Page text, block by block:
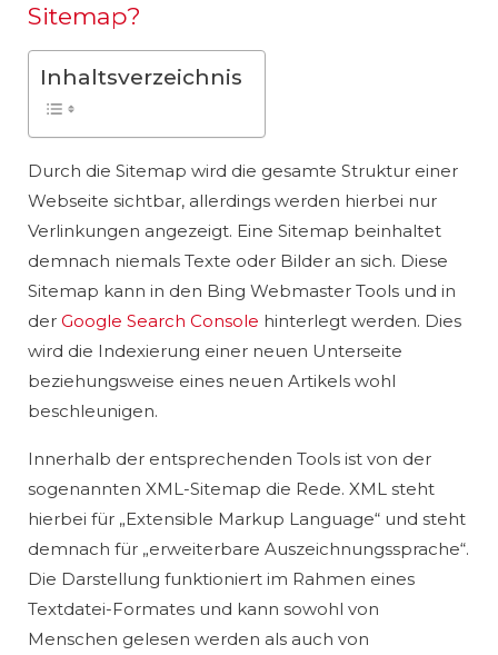
Sitemap?
Inhaltsverzeichnis
Durch die Sitemap wird die gesamte Struktur einer
Webseite sichtbar, allerdings werden hierbei nur
Verlinkungen angezeigt. Eine Sitemap beinhaltet
demnach niemals Texte oder Bilder an sich. Diese
Sitemap kann in den Bing Webmaster Tools und in
der Google Search Console hinterlegt werden. Dies
wird die Indexierung einer neuen Unterseite
beziehungsweise eines neuen Artikels wohl
beschleunigen.
Innerhalb der entsprechenden Tools ist von der
sogenannten XML-Sitemap die Rede. XML steht
hierbei für „Extensible Markup Language“ und steht
demnach für „erweiterbare Auszeichnungssprache“.
Die Darstellung funktioniert im Rahmen eines
Textdatei-Formates und kann sowohl von
Menschen gelesen werden als auch von